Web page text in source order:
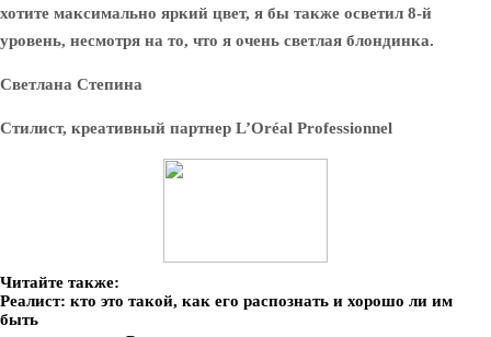
хотите максимально яркий цвет, я бы также осветил 8-й
уровень, несмотря на то, что я очень светлая блондинка.
Светлана Степина
Стилист, креативный партнер L’Oréal Professionnel
Читайте также:
Реалист: кто это такой, как его распознать и хорошо ли им
быть